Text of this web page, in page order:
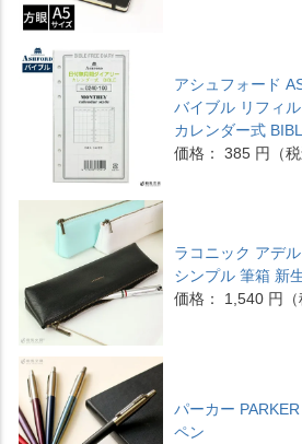
アシュフォード
バイブル リフィ
カレンダー式
価格： 385 円（税
ラコニック アデ
シンプル 筆箱 新
価格： 1,540 円（
パーカー
ペン